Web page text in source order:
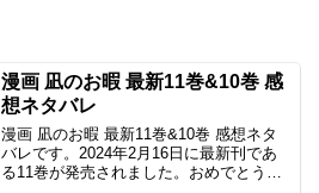
漫画 凪のお暇 最新11巻&10巻 感
想ネタバレ
漫画 凪のお暇 最新11巻&10巻 感想ネタ
バレです。2024年2月16日に最新刊であ
る11巻が発売されました。おめでとうご